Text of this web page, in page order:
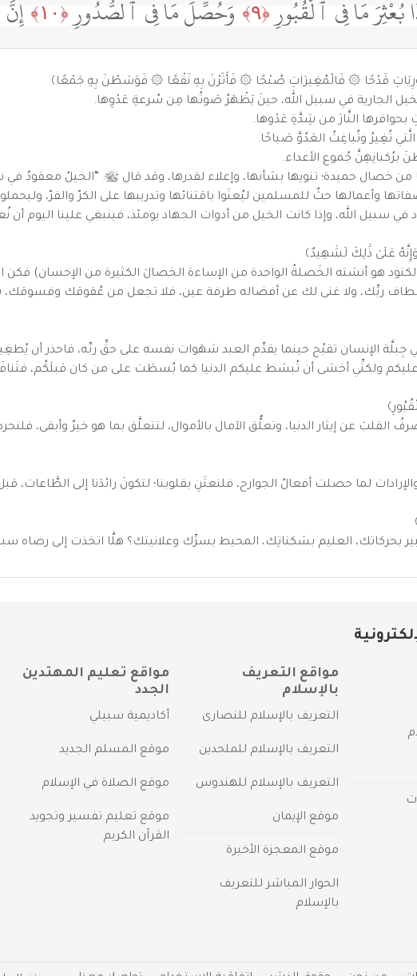
بُعْثِرَ مَا فِى ٱلْقُبُورِ ﴿٩﴾ وَحُصِّلَ مَا فِى ٱلصُّدُورِ ﴿١٠﴾
قَدْحًا ۞ فَالْمُغِيرَاتِ صُبْحًا ۞ فَأَثَرْنَ بِهِ نَقْعًا ۞ فَوَسَطْنَ بِهِ جَمْعًا﴾
الجارية في سبيل الله، حينَ يَظْهَرُ صَوتُها مِن سُرعةِ عَدْوِها.
بحوافرها النَّارَ من شِدَّةِ عَدْوها.
تُغِيرُ وتُباغِتُ العَدُوَّ صَباحًا.
جُموع الأعداء.
من خصال حميدة؛ تنويها بشأنها، وإعلاء لقدرها، وقد قال ﷺ: “الخيلُ معقودٌ في
وأعمالها حثٌ للمسلمين ليُعنَوا باقتنائها وتدريبها على الكرّ والفرّ،
في سبيل الله، وإذا كانت الخيل من أدوات الجهاد يومئذ، فينبغي علينا اليوم
عَلَىٰ ذَٰلِكَ لَشَهِيدٌ﴾
هو أنسَته الخَصلةُ الواحدة من الإساءة الخصالَ الكثيرة من الإحسان) فكن
بألطاف ربِّك، ولا غنى لك عن أفضاله طرفة عين، فلا تجعل من عُقوقك
جِبلَّة الإنسان تقبُح حينما يقدِّم العبد شهَوات نفسه على حقِّ ربِّه، فاحذر أن
ولكنِّي أخشى أن تُبسَط عليكم الدنيا كما بُسطَت على من كان قبلَكُم،
عن إيثار الدنيا، وتعلُّق الآمال بالأموال، لتتعلَّق بما هو خيرٌ وأبقى،
لما حصلت أفعالُ الجوارح، فلنعتَنِ بقلوبنا؛ لتكونَ رائدَنا إلى
بحركاتك، العليم بسَكناتِك، المحيط بسرِّك وعلانيتك؟ هلَّا اتخذت إلى رضاه
مواقع التعريف
بالإسلام
التعريف بالإسلام للنصارى
التعريف بالإسلام للملحدين
التعريف بالإسلام للهندوس
موقع الإيمان
موقع المعجزة الأخيرة
الحوار المباشر للتعريف
بالإسلام
مواقع تعليم المهتدين
الجدد
أكاديمية سبيلي
موقع المسلم الجديد
موقع الصلاة في الإسلام
موقع تعليم تفسير وتجويد
القرآن الكريم